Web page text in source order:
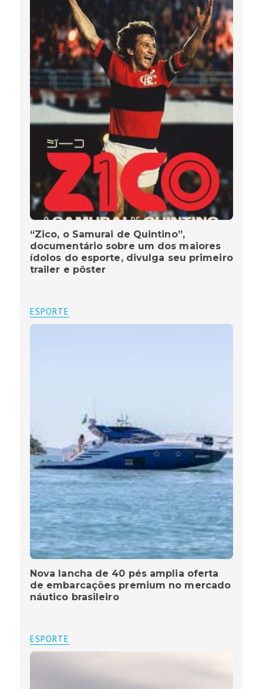
“Zico, o Samurai de Quintino”,
documentário sobre um dos maiores
ídolos do esporte, divulga seu primeiro
trailer e pôster
ESPORTE
Nova lancha de 40 pés amplia oferta
de embarcações premium no mercado
náutico brasileiro
ESPORTE